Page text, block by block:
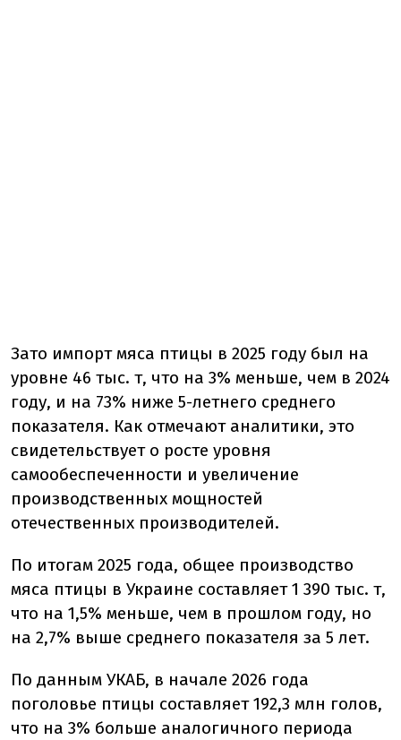
Зато импорт мяса птицы в 2025 году был на
уровне 46 тыс. т, что на 3% меньше, чем в 2024
году, и на 73% ниже 5-летнего среднего
показателя. Как отмечают аналитики, это
свидетельствует о росте уровня
самообеспеченности и увеличение
производственных мощностей
отечественных производителей.
По итогам 2025 года, общее производство
мяса птицы в Украине составляет 1 390 тыс. т,
что на 1,5% меньше, чем в прошлом году, но
на 2,7% выше среднего показателя за 5 лет.
По данным УКАБ, в начале 2026 года
поголовье птицы составляет 192,3 млн голов,
что на 3% больше аналогичного периода